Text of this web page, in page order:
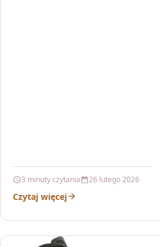
3 minuty czytania 26 lutego 2026
Czytaj więcej